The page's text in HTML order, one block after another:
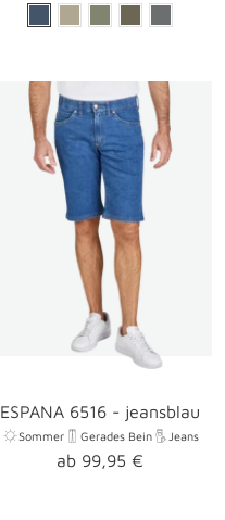
ESPANA 6516 - jeansblau
Sommer Gerades Bein Jeans
Angebotspreis
ab 99,95 €